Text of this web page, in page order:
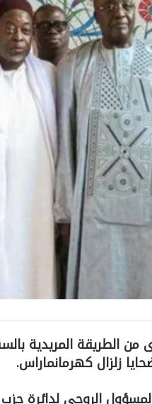
من الطريقة المريدية
زلزال كهرمانماراس.